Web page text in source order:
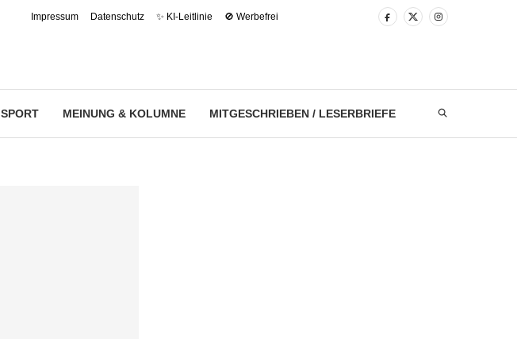
Impressum Datenschutz ✨ KI-Leitlinie 🚫 Werbefrei
SPORT MEINUNG & KOLUMNE MITGESCHRIEBEN / LESERBRIEFE